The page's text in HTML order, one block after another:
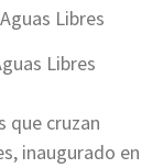
Libres
que cruzan
inaugurado en